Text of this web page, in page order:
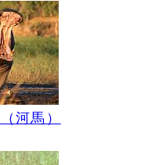
河馬）